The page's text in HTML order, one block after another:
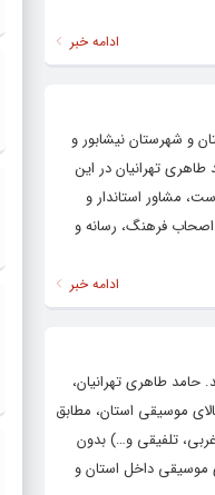
ادامه خبر
و شهرستان نیشابور و
تهرانیان در این
مشاور استاندار و
فرهنگ، رسانه و
ادامه خبر
حامد طاهری تهرانیان،
موسیقی استان، مطابق
تلفیقی و…) بدون
موسیقی داخل استان و